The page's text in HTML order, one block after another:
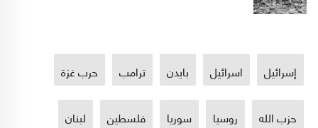
إسرائيل اسرائيل بايدن ترامب حرب غزة
حزب الله روسيا سوريا فلسطين لبنان